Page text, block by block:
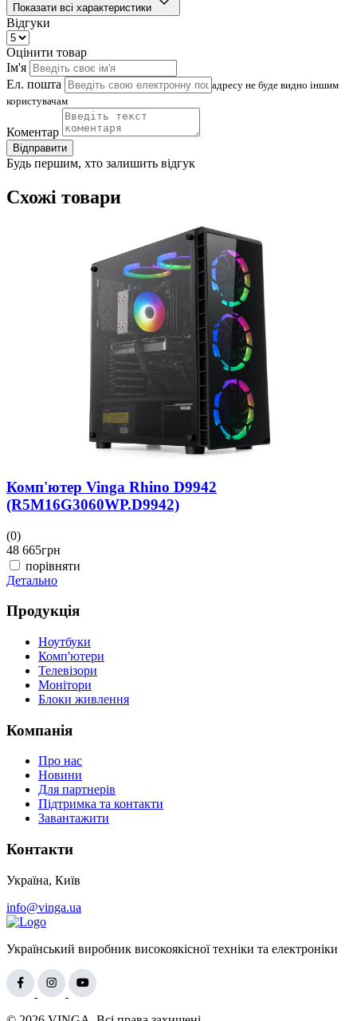
Показати всі характеристики
Відгуки
Оцінити товар
Ім'я
Ел. пошта
адресу не буде видно іншим
користувачам
Коментар
Відправити
Будь першим, хто залишить відгук
Схожі товари
Комп'ютер Vinga Rhino D9942
(R5M16G3060WP.D9942)
(0)
48 665грн
порівняти
Детально
Продукція
Ноутбуки
Комп'ютери
Телевізори
Монітори
Блоки живлення
Компанія
Про нас
Новини
Для партнерів
Підтримка та контакти
Завантажити
Контакти
Україна, Київ
info@vinga.ua
Український виробник високоякісної техніки та електроніки